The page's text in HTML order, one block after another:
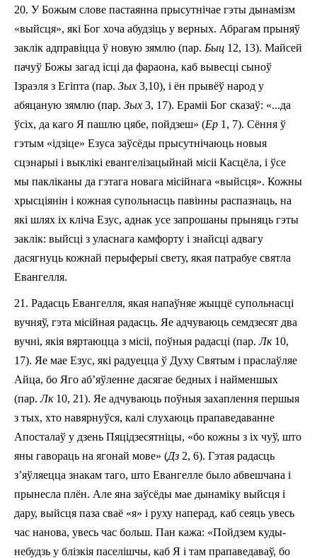
20. У Божым слове пастаянна прысутнічае гэты дынамізм
«выйсця», які Бог хоча абудзіць у верных. Абрагам прыняў
заклік адправіцца ў новую зямлю (пар. Быц 12, 1­3). Майсей
пачуў Божы загад ісці да фараона, каб вывесці сыноў
Ізраэля з Егіпта (пар. Зых 3,10), і ён прывёў народ у
абяцаную зямлю (пар. Зых 3, 17). Ераміі Бог сказаў: «...да
ўсіх, да каго Я пашлю цябе, пойдзеш» (Ер 1, 7). Сёння ў
гэтым «ідзіце» Езуса заўсёды прысутнічаюць новыя
сцэнарыі і выклікі евангелізацыйнай місіі Касцёла, і ўсе
мы пакліканы да гэтага новага місійнага «выйсця». Кожны
хрысціянін і кож­ная супольнасць павінны распазнаць, на
які шлях іх кліча Езус, аднак усе запрошаны прыняць гэты
заклік: вый­сці з уласнага камфорту і знайсці адвагу
дасягнуць кож­най перыферыі свету, якая патрабуе святла
Евангелля.
21. Радасць Евангелля, якая напаўняе жыццё супольнасці
вучняў, гэта місійная радасць. Яе адчуваюць семдзесят два
вучні, якія вяртаюцца з місіі, поўныя радасці (пар.Лк10,
17). Яе мае Езус, які радуецца ў Духу Святым і праслаўляе
Айца, бо Яго аб’яўленне дасягае бедных і найменшых
(пар.Лк10, 21). Яе адчуваюць поўныя захаплення першыя
з тых, хто навярнуўся, калі слухаюць прапаведаванне
Апосталаў у дзень Пяцідзесятніцы, «бо кожны з іх чуў, што
яны гавораць на ягонай мове» (Дз 2, 6). Гэтая радасць
з’яўляецца знакам таго, што Евангелле было абвешчана і
прынесла плён. Але яна заўсёды мае дынаміку выйсця і
дару, выйсця па­за сваё «я» і руху наперад, каб сеяць увесь
час нанова, увесь час больш. Пан кажа: «Пойдзем куды­
небудзь у блізкія паселішчы, каб Я і там прапаведаваў, бо